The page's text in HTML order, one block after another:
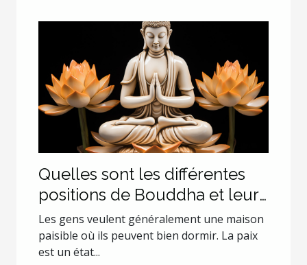
Quelles sont les différentes
positions de Bouddha et leurs
explications ?
Les gens veulent généralement une maison
paisible où ils peuvent bien dormir. La paix
est un état...